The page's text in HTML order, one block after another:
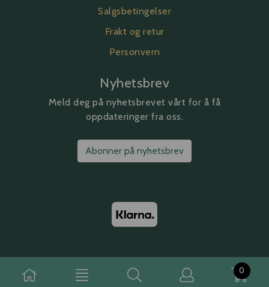
0
Salgsbetingelser
Frakt og retur
Personvern
Nyhetsbrev
Meld deg på nyhetsbrevet vårt for å få
oppdateringer fra oss.
Abonner på nyhetsbrev